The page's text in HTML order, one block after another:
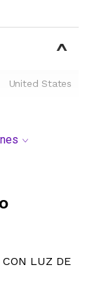
United States
CON LUZ DE